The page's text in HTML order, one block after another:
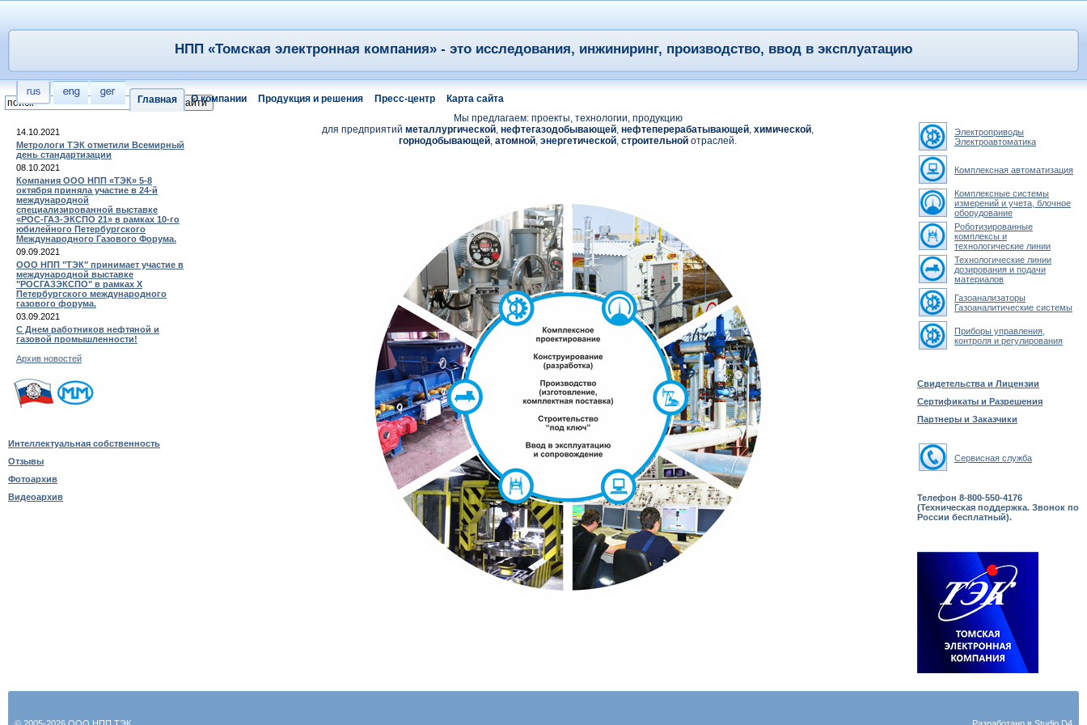
Главная О компании Продукция и решения Пресс-центр Карта сайта
НПП «Томская электронная компания» - это исследования, инжиниринг, производство, ввод в эксплуатацию
14.10.2021
Метрологи ТЭК отметили Всемирный
день стандартизации
08.10.2021
Компания ООО НПП «ТЭК» 5-8
октября приняла участие в 24-й
международной
специализированной выставке
«РОС-ГАЗ-ЭКСПО 21» в рамках 10-го
юбилейного Петербургского
Международного Газового Форума.
09.09.2021
ООО НПП "ТЭК" принимает участие в
международной выставке
"РОСГАЗЭКСПО" в рамках X
Петербургского международного
газового форума.
03.09.2021
С Днем работников нефтяной и
газовой промышленности!
Архив новостей
Интеллектуальная собственность
Отзывы
Фотоархив
Видеоархив
Мы предлагаем: проекты, технологии, продукцию
для предприятий металлургической, нефтегазодобывающей, нефтеперерабатывающей, химической,
горнодобывающей, атомной, энергетической, строительной отраслей.
Электроприводы
Электроавтоматика
Комплексная автоматизация
Комплексные системы
измерений и учета, блочное
оборудование
Роботизированные
комплексы и
технологические линии
Технологические линии
дозирования и подачи
материалов
Газоанализаторы
Газоаналитические системы
Приборы управления,
контроля и регулирования
Свидетельства и Лицензии
Сертификаты и Разрешения
Партнеры и Заказчики
Сервисная служба
Телефон 8-800-550-4176
(Техническая поддержка. Звонок по
России бесплатный).